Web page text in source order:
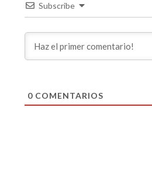
Subscribe
0COMENTARIOS